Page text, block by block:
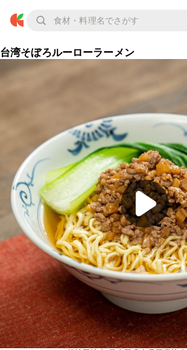
台湾そぼろルーローラーメン